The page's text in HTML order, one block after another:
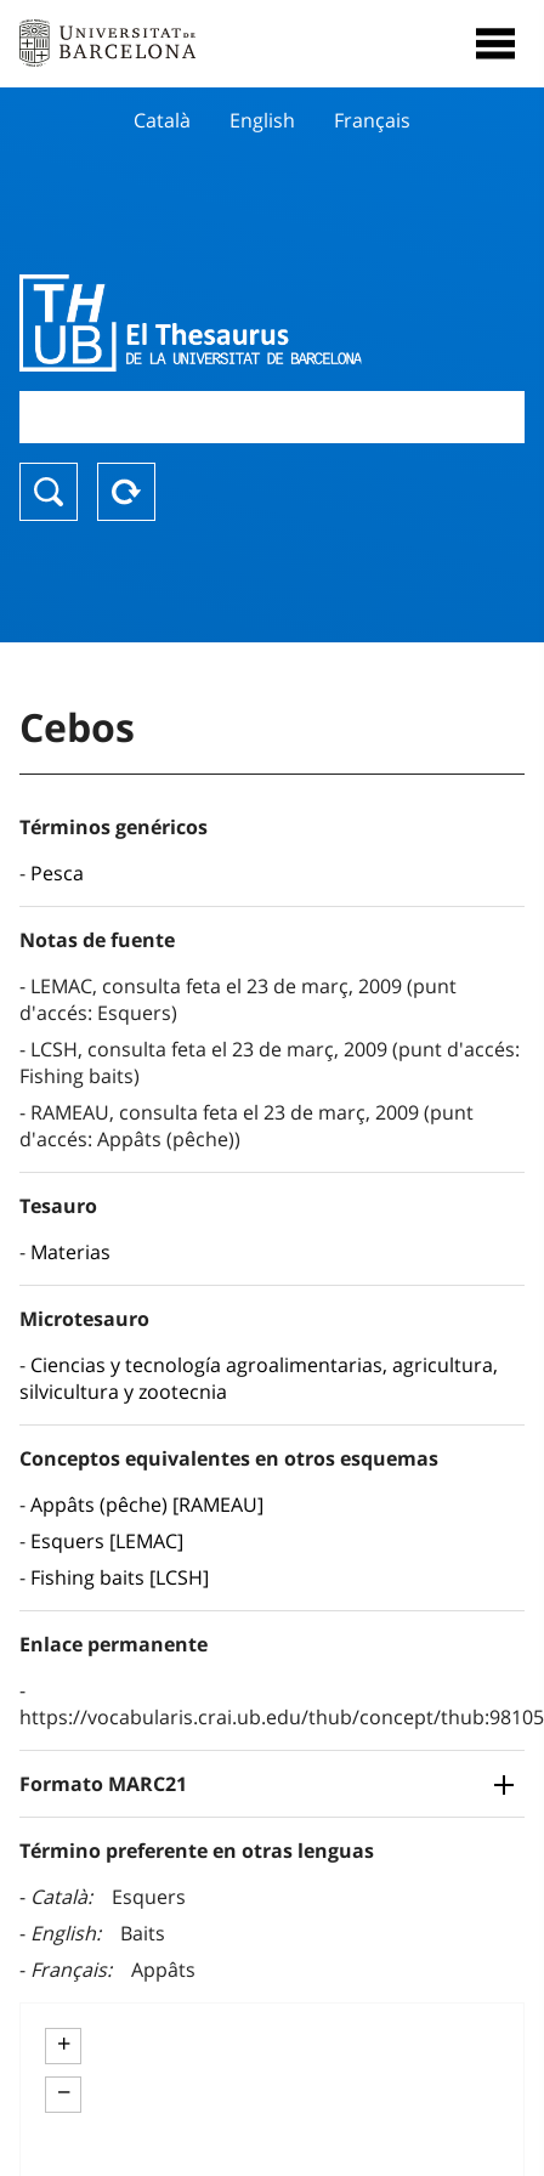
Català English Français
Cebos
Términos genéricos
Pesca
Notas de fuente
LEMAC, consulta feta el 23 de març, 2009 (punt
d'accés: Esquers)
LCSH, consulta feta el 23 de març, 2009 (punt d'accés:
Fishing baits)
RAMEAU, consulta feta el 23 de març, 2009 (punt
d'accés: Appâts (pêche))
Tesauro
Materias
Microtesauro
Ciencias y tecnología agroalimentarias, agricultura,
silvicultura y zootecnia
Conceptos equivalentes en otros esquemas
Appâts (pêche) [RAMEAU]
Esquers [LEMAC]
Fishing baits [LCSH]
Enlace permanente
https://vocabularis.crai.ub.edu/thub/concept/
Formato MARC21
Término preferente en otras lenguas
Català
Esquers
English
Baits
Français
Appâts
+
−